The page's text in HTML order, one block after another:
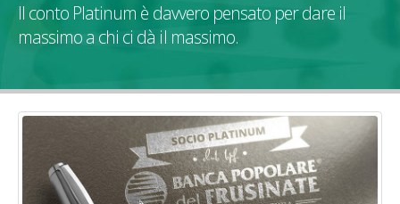
Il conto Platinum è davvero pensato per dare il
massimo a chi ci dà il massimo.